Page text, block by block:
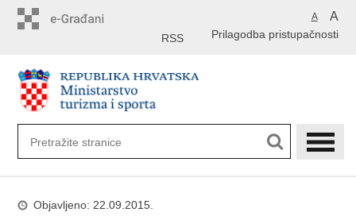
A A
Prilagodba pristupačnosti
RSS
Objavljeno: 22.09.2015.